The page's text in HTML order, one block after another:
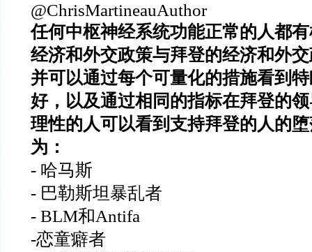
@ChrisMartineauAuthor
任何中枢神经系统功能正常的人都
经济和外交政策与拜登的经济和外
并可以通过每个可量化的措施看到
好，以及通过相同的指标在拜登的
理性的人可以看到支持拜登的人的
为：
- 哈马斯
- 巴勒斯坦暴乱者
- BLM和Antifa
-恋童癖者